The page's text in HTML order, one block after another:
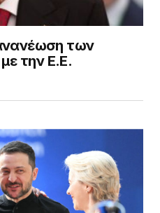
των
την Ε.Ε.